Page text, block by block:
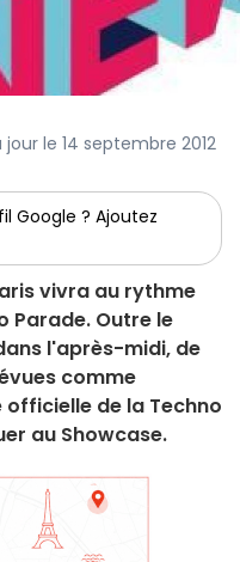
jour le 14 septembre 2012
Google ? Ajoutez
vivra au rythme
Parade. Outre le
l'après-midi, de
comme
de la Techno
au Showcase.